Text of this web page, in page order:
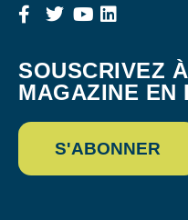
SOUSCRIVEZ
MAGAZINE EN
S'ABONNER